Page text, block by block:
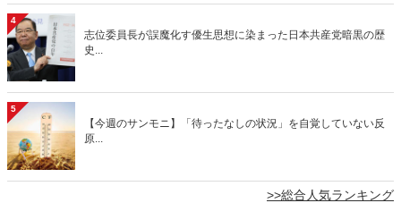
4
志位委員長が誤魔化す優生思想に染まった日本共産党暗黒の歴
史...
5
【今週のサンモニ】「待ったなしの状況」を自覚していない反
原...
>>総合人気ランキング